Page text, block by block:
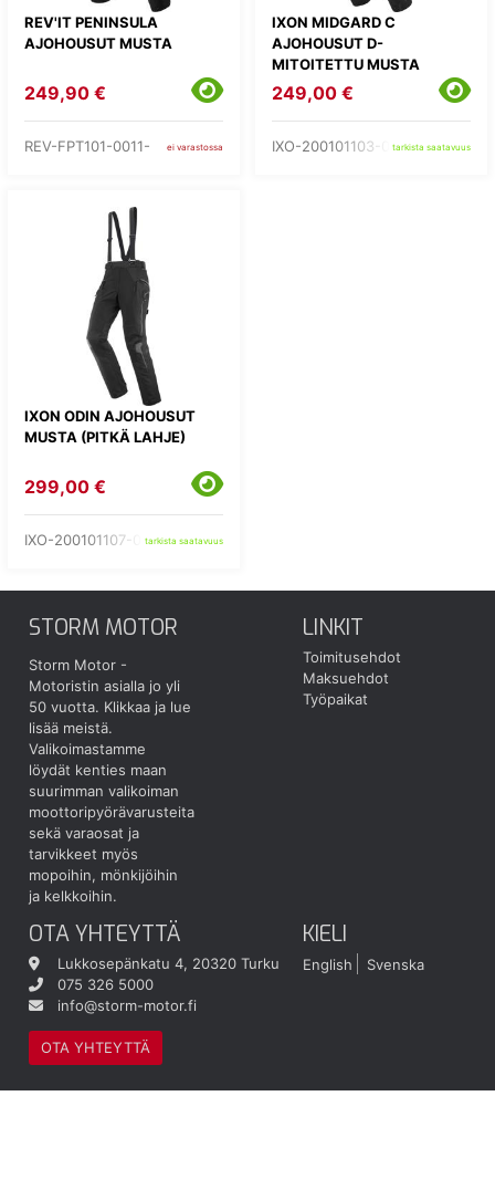
REV'IT PENINSULA
AJOHOUSUT MUSTA
249,90 €
REV-FPT101-0011- ei varastossa
IXON MIDGARD C
AJOHOUSUT D-
MITOITETTU MUSTA
249,00 €
IXO-200101103-01-tarkista saatavuus
IXON ODIN AJOHOUSUT
MUSTA (PITKÄ LAHJE)
299,00 €
IXO-200101107-01-tarkista saatavuus
STORM MOTOR
Storm Motor -
Motoristin asialla jo yli
50 vuotta. Klikkaa ja lue
lisää meistä.
Valikoimastamme
löydät kenties maan
suurimman valikoiman
moottoripyörävarusteita
sekä varaosat ja
tarvikkeet myös
mopoihin, mönkijöihin
ja kelkkoihin.
LINKIT
Toimitusehdot
Maksuehdot
Työpaikat
OTA YHTEYTTÄ
Lukkosepänkatu 4, 20320 Turku
075 326 5000
info@storm-motor.fi
OTA YHTEYTTÄ
KIELI
English Svenska